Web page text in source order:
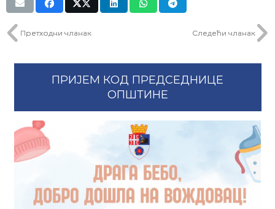
Претходни чланак Следећи чланак
ПРИЈЕМ КОД ПРЕДСЕДНИЦЕ
ОПШТИНЕ